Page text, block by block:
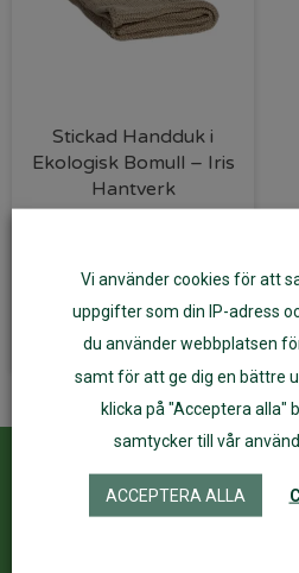
Stickad Handduk i
Ekologisk Bomull – Iris
Hantverk
Lägg till i varukorg
Kundservice
Vi använder cookies för att
uppgifter som din IP-adress
du använder webbplatsen
samt för att ge dig en bättre
klicka på "Acceptera alla"
samtycker till vår
ACCEPTERA ALLA